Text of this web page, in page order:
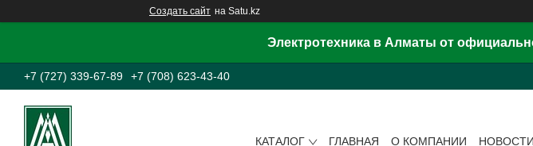
Создать сайт на Satu.kz
Электротехника в Алматы от
+7 (727) 339-67-89 +7 (708) 623-43-40
КАТАЛОГ ГЛАВНАЯ О КОМПАНИИ НОВОСТИ